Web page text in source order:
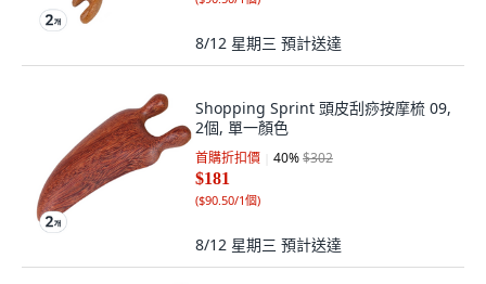
8/12 星期三 預計送達
Shopping Sprint 頭皮刮痧按摩梳 09,
2個, 單一顏色
首購折扣價 40%$302
$181
($90.50/1個)
8/12 星期三 預計送達